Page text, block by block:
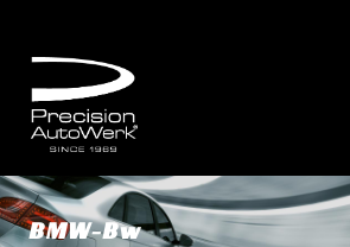
BMW-Bw